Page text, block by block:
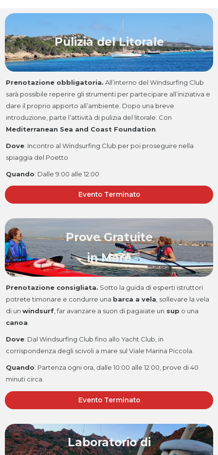
Pulizia del Litorale
Prenotazione obbligatoria. All’interno del Windsurfing Club
sarà possibile reperire gli strumenti per partecipare all’iniziativa e
dare il proprio apporto all’ambiente. Dopo una breve
introduzione, parte l’attività di pulizia del litorale. Con
Mediterranean Sea and Coast Foundation
Dove: Incontro al Windsurfing Club per poi proseguire nella
spiaggia del Poetto
Quando: Dalle 9:00 alle 12:00
Evento Terminato
Prove Gratuite
in Mare
Prenotazione consigliata. Sotto la guida di esperti istruttori
potrete timonare e condurre una barca a vela, sollevare la vela
di un windsurf, far avanzare a suon di pagaiate un sup o una
canoa.
Dove: Dal Windsurfing Club fino allo Yacht Club, in
corrispondenza degli scivoli a mare sul Viale Marina Piccola.
Quando: Partenza ogni ora, dalle 10:00 alle 12:00, prove di 40
minuti circa.
Evento Terminato
Laboratorio di